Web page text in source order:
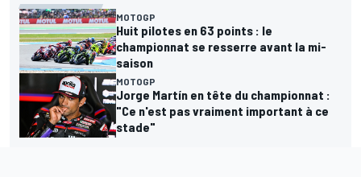
MOTOGP
Huit pilotes en 63 points : le
championnat se resserre avant la mi-
saison
MOTOGP
Jorge Martín en tête du championnat :
"Ce n'est pas vraiment important à ce
stade"